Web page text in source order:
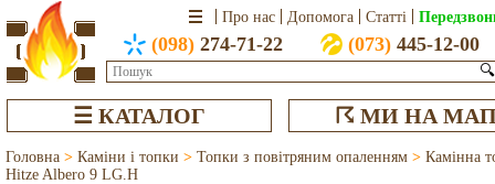
Про нас Допомога Статті
(098) 274-71-22 (073)445-12-00
🔍
☰ КАТАЛОГ ☈ МИ НА
Головна > Каміни і топки > Топки з повітряним опаленням > Камінна
Hitze Albero 9 LG.H